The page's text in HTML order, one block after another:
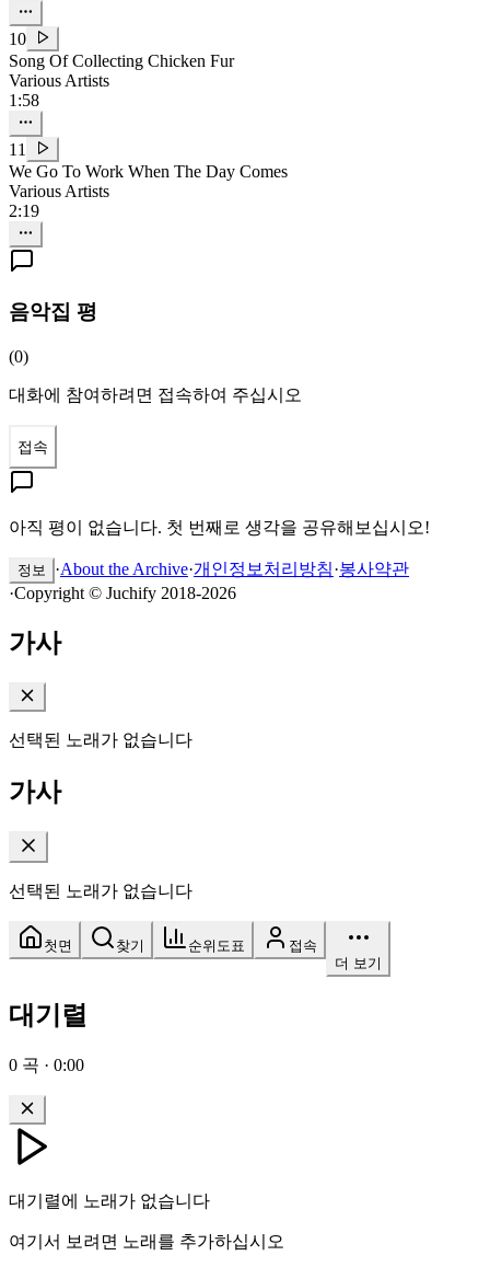
10
Song Of Collecting Chicken Fur
Various Artists
1:58
11
We Go To Work When The Day Comes
Various Artists
2:19
음악집 평
(0)
대화에 참여하려면 접속하여 주십시오
접속
아직 평이 없습니다. 첫 번째로 생각을 공유해보십시오!
정보 ·About the Archive·개인정보처리방침·봉사약관
·Copyright © Juchify 2018-2026
가사
선택된 노래가 없습니다
가사
선택된 노래가 없습니다
첫면 찾기 순위도표
접속
더 보기
대기렬
0 곡 · 0:00
대기렬에 노래가 없습니다
여기서 보려면 노래를 추가하십시오